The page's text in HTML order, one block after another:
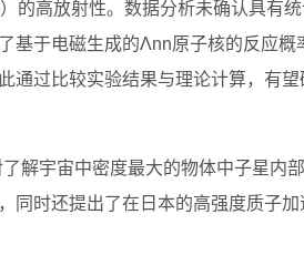
的高放射性。数据分析未确认具有
基于电磁生成的Λnn原子核的反应
通过比较实验结果与理论计算，有
解宇宙中密度最大的物体中子星内
同时还提出了在日本的高强度质子